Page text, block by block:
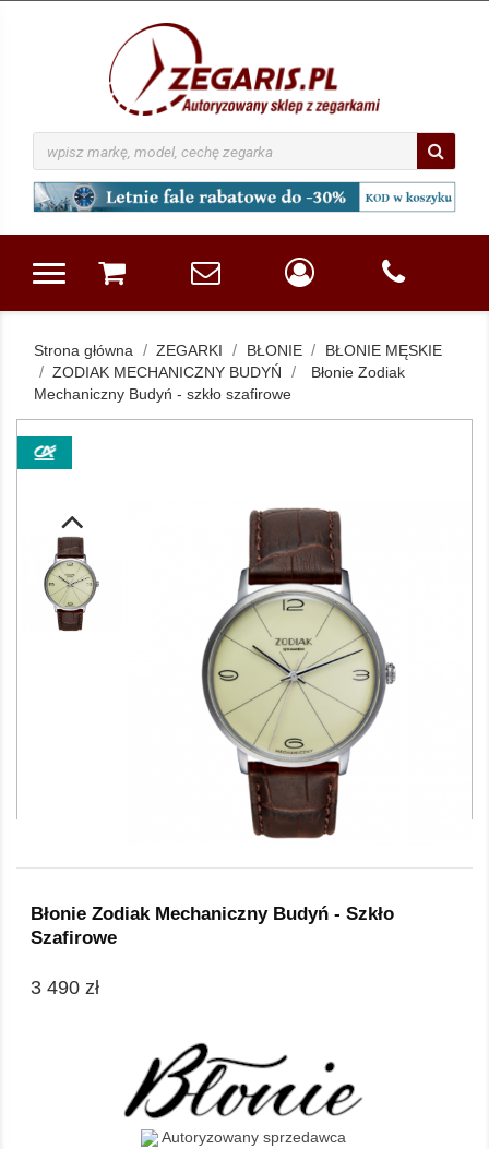
Strona główna ZEGARKI BŁONIE
BŁONIE MĘSKIE
ZODIAK MECHANICZNY BUDYŃ
Błonie Zodiak
Mechaniczny Budyń - szkło szafirowe
Błonie Zodiak Mechaniczny Budyń - Szkło
Szafirowe
3 490 zł
Autoryzowany sprzedawca